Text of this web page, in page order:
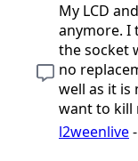
My LCD
anymore. I
the socket
no
well as it is
want to kill
l2weenlive-